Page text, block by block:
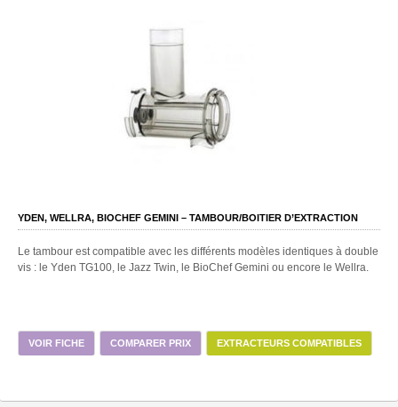
YDEN, WELLRA, BIOCHEF GEMINI – TAMBOUR/BOITIER D’EXTRACTION
Le tambour est compatible avec les différents modèles identiques à double
vis : le Yden TG100, le Jazz Twin, le BioChef Gemini ou encore le Wellra.
VOIR FICHE COMPARER PRIX EXTRACTEURS COMPATIBLES